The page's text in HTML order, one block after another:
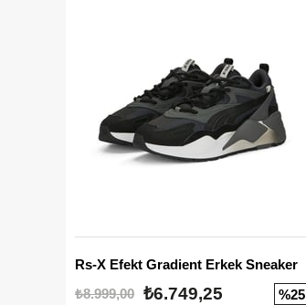
Rs-X Efekt Gradient Erkek Sneaker
₺8.999,00 ₺6.749,25 %25